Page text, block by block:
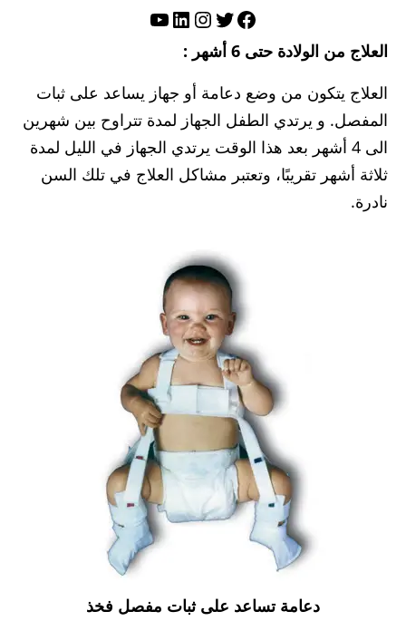
فيسبوك
تويترإنستجرام
لينكد إنيوتيوب
العلاج من الولادة حتى 6 أشهر :
العلاج يتكون من وضع دعامة أو جهاز يساعد على ثبات
المفصل. و يرتدي الطفل الجهاز لمدة تتراوح بين شهرين
الى 4 أشهر بعد هذا الوقت يرتدي الجهاز في الليل لمدة
ثلاثة أشهر تقريبًا، وتعتبر مشاكل العلاج في تلك السن
نادرة.
دعامة تساعد على ثبات مفصل فخذ